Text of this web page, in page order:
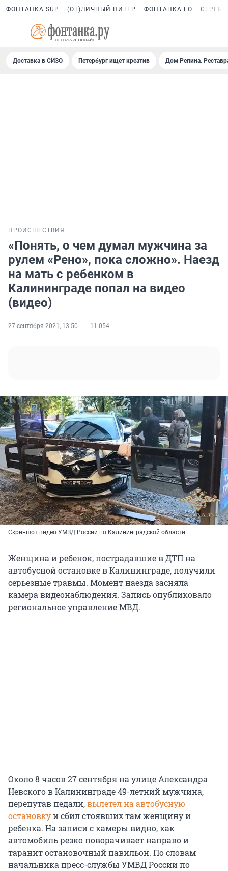
ФОНТАНКА SUP (ОТ)ЛИЧНЫЙ ПИТЕР ФОНТАНКА ГО
Доставка в СИЗО Петербург ищет креатив Дом Репина.
ПРОИСШЕСТВИЯ
«Понять, о чем думал мужчина за
рулем «Рено», пока сложно». Наезд
на мать с ребенком в
Калининграде попал на видео
(видео)
27 сентября 2021, 13:50 11 054
Скриншот видео УМВД России по Калининградской области
Женщина и ребенок, пострадавшие в ДТП на
автобусной остановке в Калининграде, получили
серьезные травмы. Момент наезда засняла
камера видеонаблюдения. Запись опубликовало
региональное управление МВД.
Около 8 часов 27 сентября на улице Александра
Невского в Калининграде 49-летний мужчина,
перепутав педали,вылетел на автобусную
остановкуи сбил стоявших там женщину и
ребенка. На записи с камеры видно, как
автомобиль резко поворачивает направо и
таранит остановочный павильон. По словам
начальника пресс-службы УМВД России по